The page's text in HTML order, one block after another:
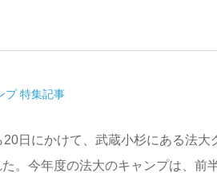
プ 特集記事
日にかけて、武蔵小杉にある法大
。今年度の法大のキャンプは、前